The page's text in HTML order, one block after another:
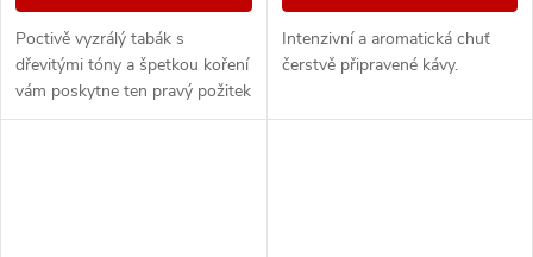
Poctivě vyzrálý tabák s
dřevitými tóny a špetkou koření
vám poskytne ten pravý požitek
z vapování vynikající tabákové
Intenzivní a aromatická chuť
čerstvě připravené kávy.